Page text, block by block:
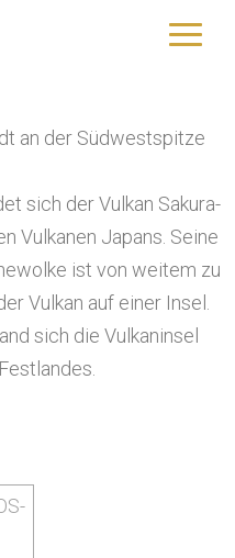
an der Südwestspitze
sich der Vulkan Sakura-
Vulkanen Japans. Seine
ist von weitem zu
Vulkan auf einer Insel.
sich die Vulkaninsel